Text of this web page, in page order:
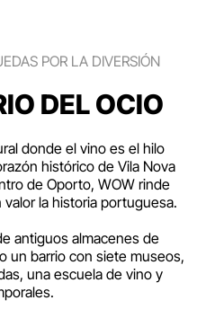
POR LA DIVERSIÓN
DEL OCIO
donde el vino es el hilo
histórico de Vila Nova
de Oporto, WOW rinde
la historia portuguesa.
antiguos almacenes de
un barrio con siete museos,
una escuela de vino y